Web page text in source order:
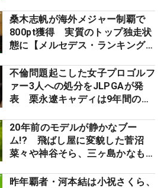
桑木志帆が海外メジャー制覇で
800pt獲得 実質のトップ独走状
態に【メルセデス・ランキング番
不倫問題起こした女子プロゴルフ
ァー3人への処分をJLPGAが発
表 栗永遼キャディは9年間の立
20年前のモデルが静かなブー
ム!? 飛ばし屋に変貌した菅沼
菜々や神谷そら、三ヶ島かなも使
ロたちの“飛ばしギア”】
昨年覇者・河本結は小祝さくら、